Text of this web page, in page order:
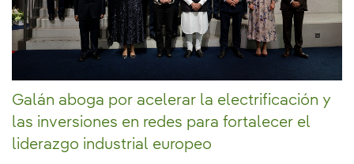
Galán aboga por acelerar la electrificación y
las inversiones en redes para fortalecer el
liderazgo industrial europeo